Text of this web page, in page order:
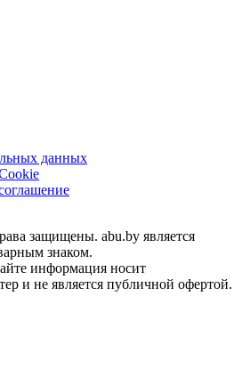
данных
защищены. abu.by является
знаком.
информация носит
и не является публичной офертой.